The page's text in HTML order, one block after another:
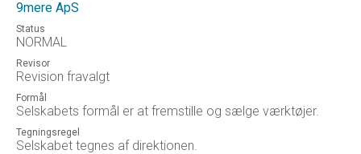
9mere ApS
Status
NORMAL
Revisor
Revision fravalgt
Formål
Selskabets formål er at fremstille og sælge værktøjer.
Tegningsregel
Selskabet tegnes af direktionen.